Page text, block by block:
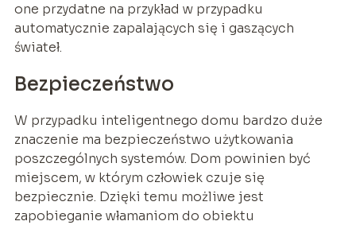
one przydatne na przykład w przypadku
automatycznie zapalających się i gaszących
świateł.
Bezpieczeństwo
W przypadku inteligentnego domu bardzo duże
znaczenie ma bezpieczeństwo użytkowania
poszczególnych systemów. Dom powinien być
miejscem, w którym człowiek czuje się
bezpiecznie. Dzięki temu możliwe jest
zapobieganie włamaniom do obiektu